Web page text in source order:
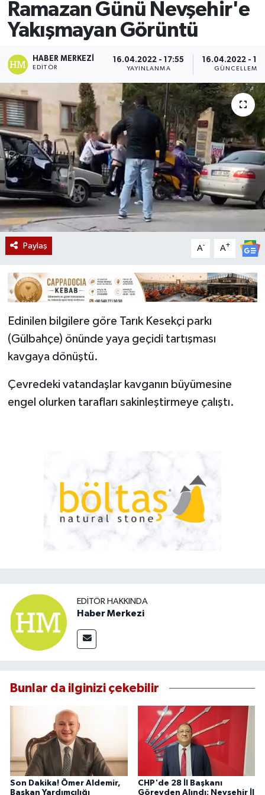
Ramazan Günü Nevşehir'e
Yakışmayan Görüntü
HABER MERKEZI
EDITÖR
16.04.2022 - 17:55
YAYINLANMA
16.04.2022 -
GÜNCELLEME
Paylaş A- A+
Edinilen bilgilere göre Tarık Kesekçi parkı
(Gülbahçe) önünde yaya geçidi tartışması
kavgaya dönüştü.
Çevredeki vatandaşlar kavganın büyümesine
engel olurken tarafları sakinleştirmeye çalıştı.
EDITÖR HAKKINDA
Haber Merkezi
Bunlar da ilginizi çekebilir
Son Dakika! Ömer Aldemir,
Başkan Yardımcılığı
CHP'de 28 İl Başkanı
Görevden Alındı: Nevşehir İl